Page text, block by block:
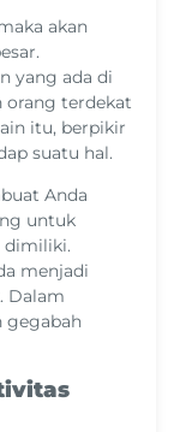
akan
yang ada di
orang terdekat
itu, berpikir
suatu hal.
Anda
untuk
dimiliki.
menjadi
Dalam
gegabah